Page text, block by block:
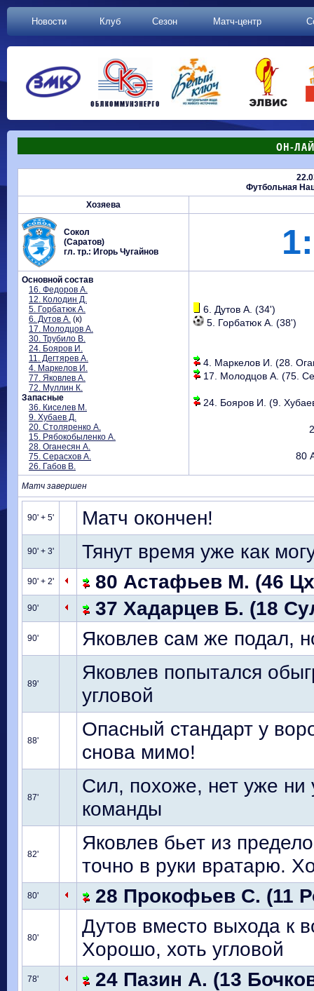
Новости Клуб Сезон Матч-центр
ОН-
Футбольная
Хозяева
Сокол
(Саратов)
гл. тр.: Игорь Чугайнов
Основной состав
16. Федоров А.
12. Колодин Д.
5. Горбатюк А.
6. Дутов А. (к)
17. Молодцов А.
30. Трубило В.
24. Бояров И.
11. Дегтярев А.
4. Маркелов И.
77. Яковлев А.
72. Муллин К.
Запасные
36. Киселев М.
9. Хубаев Д.
20. Столяренко А.
15. Рябокобыленко А.
28. Оганесян А.
75. Серасхов А.
26. Габов В.
6. Дутов А. (34')
5. Горбатюк А. (38')
4. Маркелов И. (28.
17. Молодцов А. (75.
24. Бояров И. (9.
80
Матч завершен
90' + 5' Матч окончен!
90' + 3' Тянут время уже как
90' + 2' 80 Астафьев М. (46
90' 37 Хадарцев Б. (18
90' Яковлев сам же подал,
89'
Яковлев попытался
угловой
88'
Опасный стандарт у
снова мимо!
87'
Сил, похоже, нет уже ни
команды
82'
Яковлев бьет из
точно в руки вратарю.
80' 28 Прокофьев С. (11
80'
Дутов вместо выхода к
Хорошо, хоть угловой
78' 24 Пазин А. (13